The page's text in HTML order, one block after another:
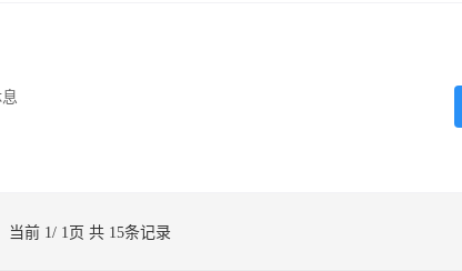
当前 1/ 1页 共 15条记录